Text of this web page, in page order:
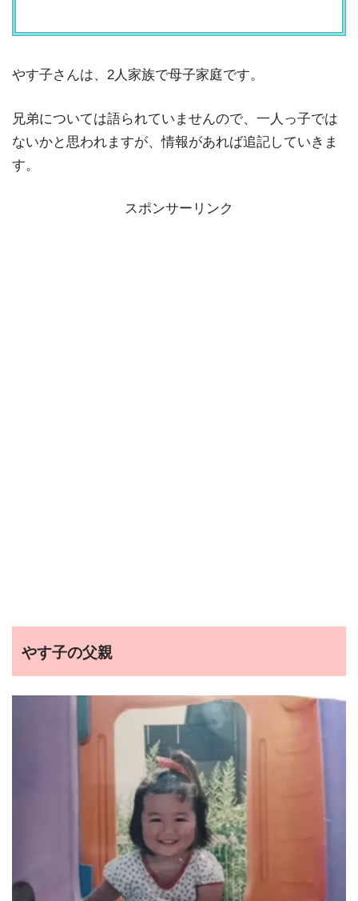
やす子さんは、2人家族で母子家庭です。
兄弟については語られていませんので、一人っ子では
ないかと思われますが、情報があれば追記していきま
す。
スポンサーリンク
やす子の父親